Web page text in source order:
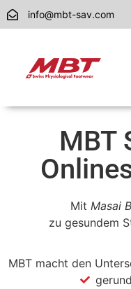
info@mbt-sav.com
MBT
Mit Masai
zu gesundem
MBT macht den